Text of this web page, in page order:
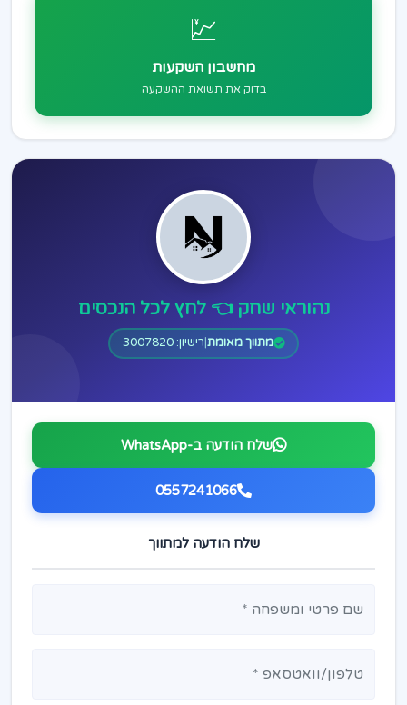
💹
מחשבון השקעות
בדוק את תשואת ההשקעה
נהוראי שחק 👈 לחץ לכל הנכסים
מתווך מאומת רישיון: 3007820
שלח הודעה ב-WhatsApp
0557241066
שלח הודעה למתווך